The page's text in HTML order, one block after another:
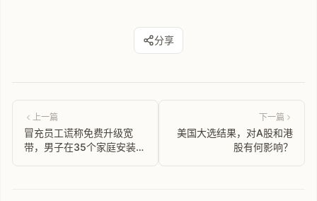
分享
上一篇
冒充员工谎称免费升级宽
带，男子在35个家庭安装电
下一篇
美国大选结果，对A股和港
股有何影响？